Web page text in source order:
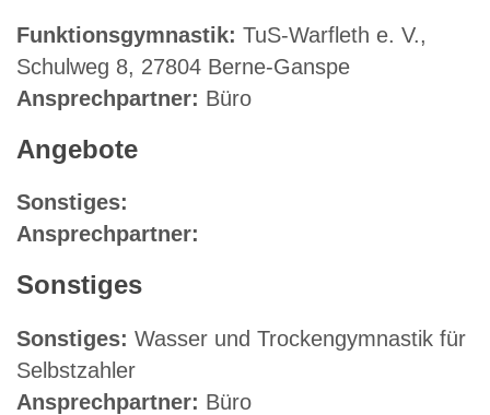
Funktionsgymnastik: TuS-Warfleth e. V.,
Schulweg 8, 27804 Berne-Ganspe
Ansprechpartner: Büro
Angebote
Sonstiges:
Ansprechpartner:
Sonstiges
Sonstiges: Wasser und Trockengymnastik für
Selbstzahler
Ansprechpartner: Büro